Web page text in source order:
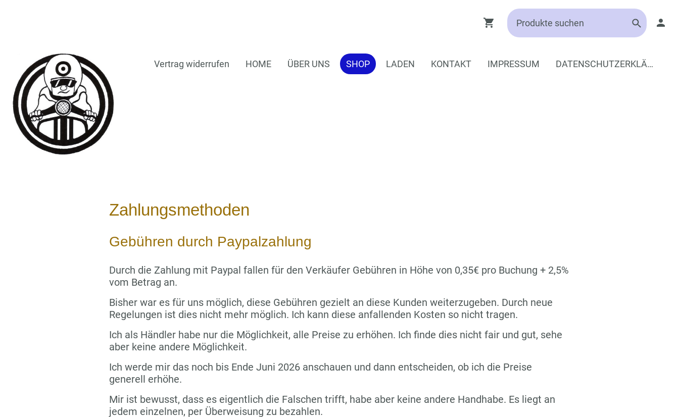
Vertrag widerrufen HOME ÜBER UNS SHOP LADEN KONTAKT IMPRESSUM DATENSCHUTZERKLÄRUNG
Zahlungsmethoden
Gebühren durch Paypalzahlung
Durch die Zahlung mit Paypal fallen für den Verkäufer Gebühren in Höhe von 0,35€ pro Buchung + 2,5%
vom Betrag an.
Bisher war es für uns möglich, diese Gebühren gezielt an diese Kunden weiterzugeben. Durch neue
Regelungen ist dies nicht mehr möglich. Ich kann diese anfallenden Kosten so nicht tragen.
Ich als Händler habe nur die Möglichkeit, alle Preise zu erhöhen. Ich finde dies nicht fair und gut, sehe
aber keine andere Möglichkeit.
Ich werde mir das noch bis Ende Juni 2026 anschauen und dann entscheiden, ob ich die Preise
generell erhöhe.
Mir ist bewusst, dass es eigentlich die Falschen trifft, habe aber keine andere Handhabe. Es liegt an
jedem einzelnen, per Überweisung zu bezahlen.